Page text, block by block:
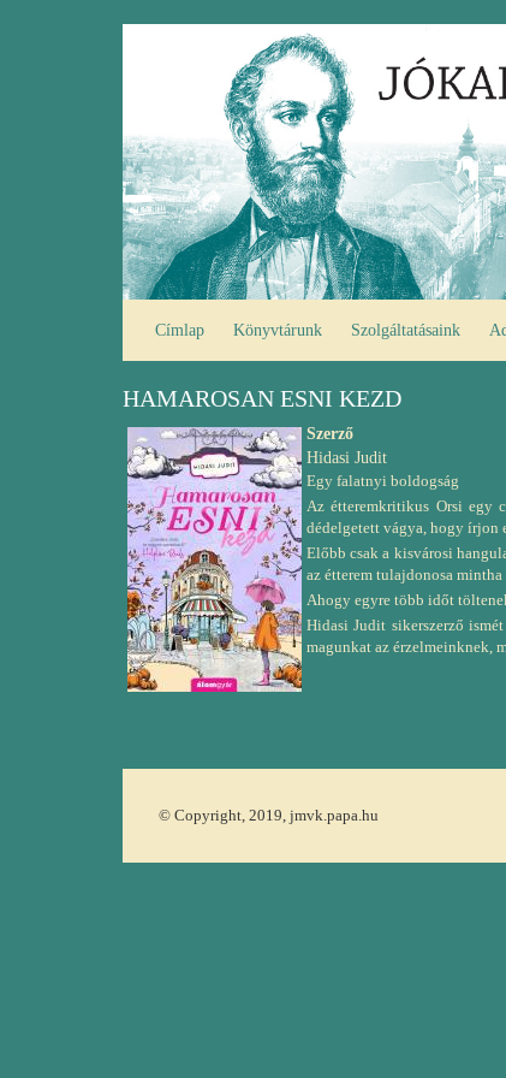
Címlap Könyvtárunk Szolgáltatásaink
HAMAROSAN ESNI KEZD
Szerző
Hidasi Judit
Egy falatnyi boldogság
Az étteremkritikus Orsi egy
dédelgetett vágya, hogy írjon
Előbb csak a kisvárosi
az étterem tulajdonosa
Ahogy egyre több időt
Hidasi Judit sikerszerző
magunkat az érzelmeinknek,
© Copyright, 2019, jmvk.papa.hu